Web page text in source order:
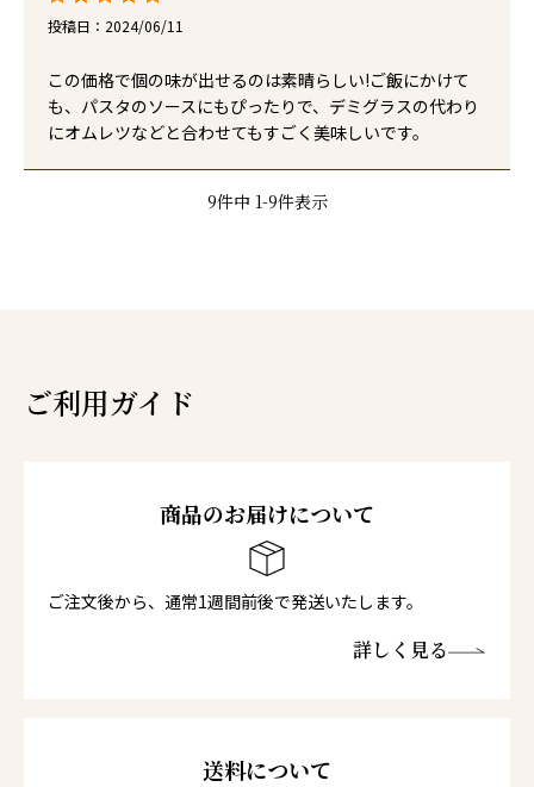
投稿日 2024/06/11
この価格で個の味が出せるのは素晴らしい!ご飯にかけて
も、パスタのソースにもぴったりで、デミグラスの代わり
にオムレツなどと合わせてもすごく美味しいです。
9件中 1-9件表示
ご利用ガイド
商品のお届けについて
ご注文後から、通常1週間前後で発送いたします。
詳しく見る
送料について